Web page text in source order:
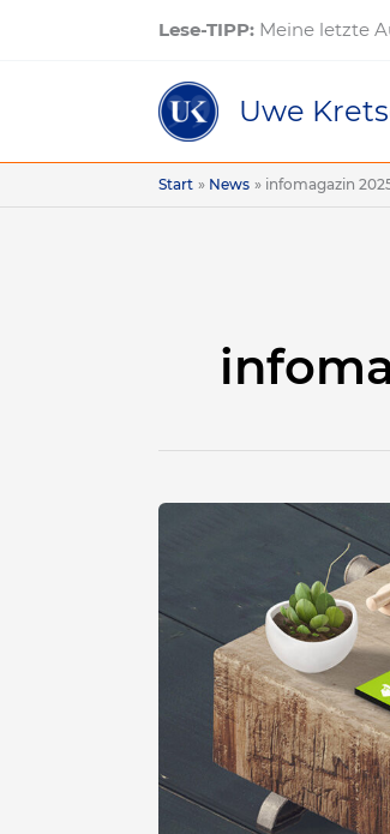
Lese-TIPP: Meine letzte
Uwe
Start News infomagazin
«infomagazin»
2025